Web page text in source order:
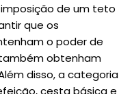
de um teto
que os
o poder de
obtenham
disso, a categoria
cesta básica e